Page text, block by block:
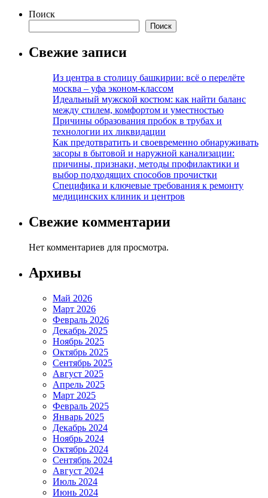
Поиск
Поиск
Свежие записи
Из центра в столицу башкирии: всё о перелёте
москва – уфа эконом-классом
Идеальный мужской костюм: как найти баланс
между стилем, комфортом и уместностью
Причины образования пробок в трубах и
технологии их ликвидации
Как предотвратить и своевременно обнаруживать
засоры в бытовой и наружной канализации:
причины, признаки, методы профилактики и
выбор подходящих способов прочистки
Специфика и ключевые требования к ремонту
медицинских клиник и центров
Свежие комментарии
Нет комментариев для просмотра.
Архивы
Май 2026
Март 2026
Февраль 2026
Декабрь 2025
Ноябрь 2025
Октябрь 2025
Сентябрь 2025
Август 2025
Апрель 2025
Март 2025
Февраль 2025
Январь 2025
Декабрь 2024
Ноябрь 2024
Октябрь 2024
Сентябрь 2024
Август 2024
Июль 2024
Июнь 2024